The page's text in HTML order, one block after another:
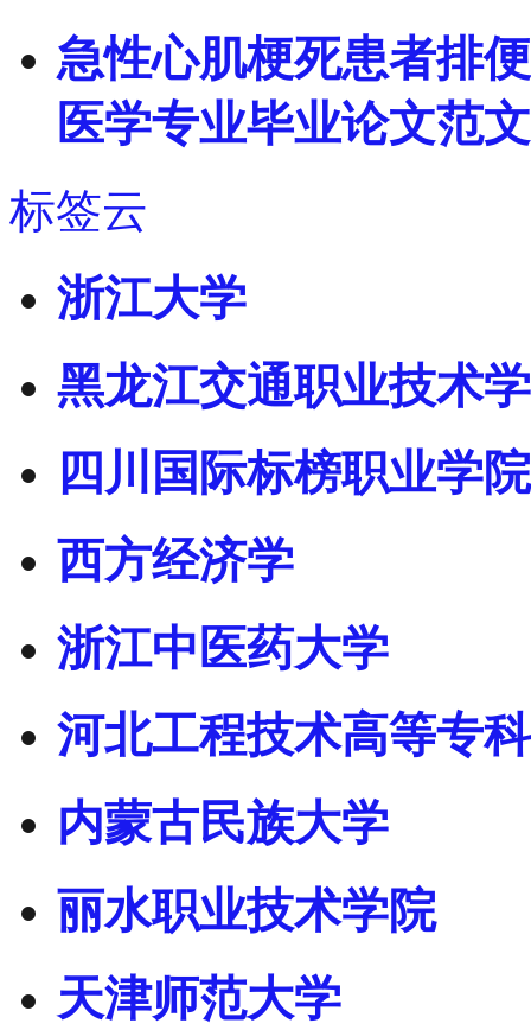
急性心肌梗死患者排
医学专业毕业论文范文
标签云
浙江大学
黑龙江交通职业技术
四川国际标榜职业学院
西方经济学
浙江中医药大学
河北工程技术高等专
内蒙古民族大学
丽水职业技术学院
天津师范大学